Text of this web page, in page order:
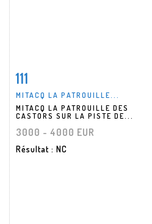
Fiche détaillée
111
MITACQ LA PATROUILLE...
MITACQ LA PATROUILLE DES
CASTORS SUR LA PISTE DE...
3000 - 4000 EUR
Résultat : NC